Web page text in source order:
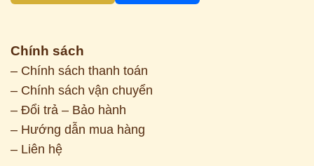
Chính sách
– Chính sách thanh toán
– Chính sách vận chuyển
– Đổi trả – Bảo hành
– Hướng dẫn mua hàng
– Liên hệ